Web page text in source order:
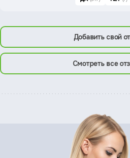
Добавить свой
Смотреть все